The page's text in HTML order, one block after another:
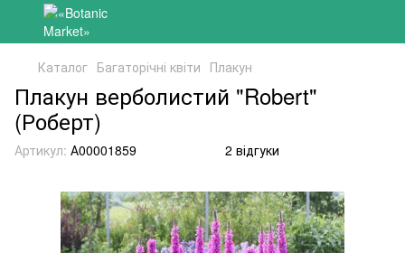
Каталог Багаторічні квіти Плакун
Плакун верболистий "Robert"
(Роберт)
Артикул: А00001859 2 відгуки